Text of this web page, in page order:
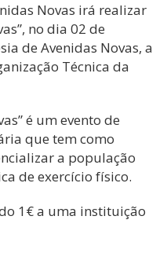
Novas irá realizar
no dia 02 de
de Avenidas Novas, a
Técnica da
é um evento de
que tem como
a população
de exercício físico.
1€ a uma instituição